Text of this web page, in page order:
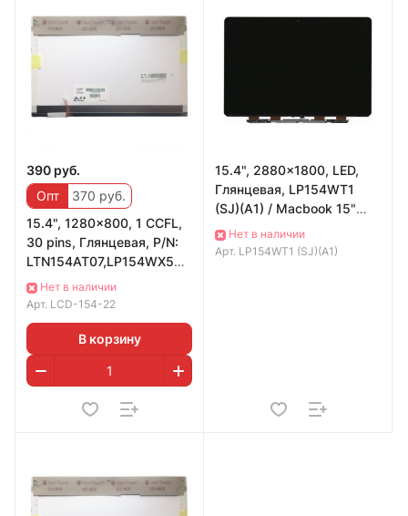
390 руб.
Опт
370 руб.
15.4", 1280x800, 1 CCFL,
30 pins, Глянцевая, P/N:
LTN154AT07,LP154WX5
(TL)(C1), B154EW08 V.0
Уценка
Нет в наличии
Арт. LCD-154-22
В корзину
15.4", 2880x1800, LED,
Глянцевая, LP154WT1
(SJ)(A1) / Macbook 15"
Retina A1398
Нет в наличии
Арт. LP154WT1 (SJ)(A1)